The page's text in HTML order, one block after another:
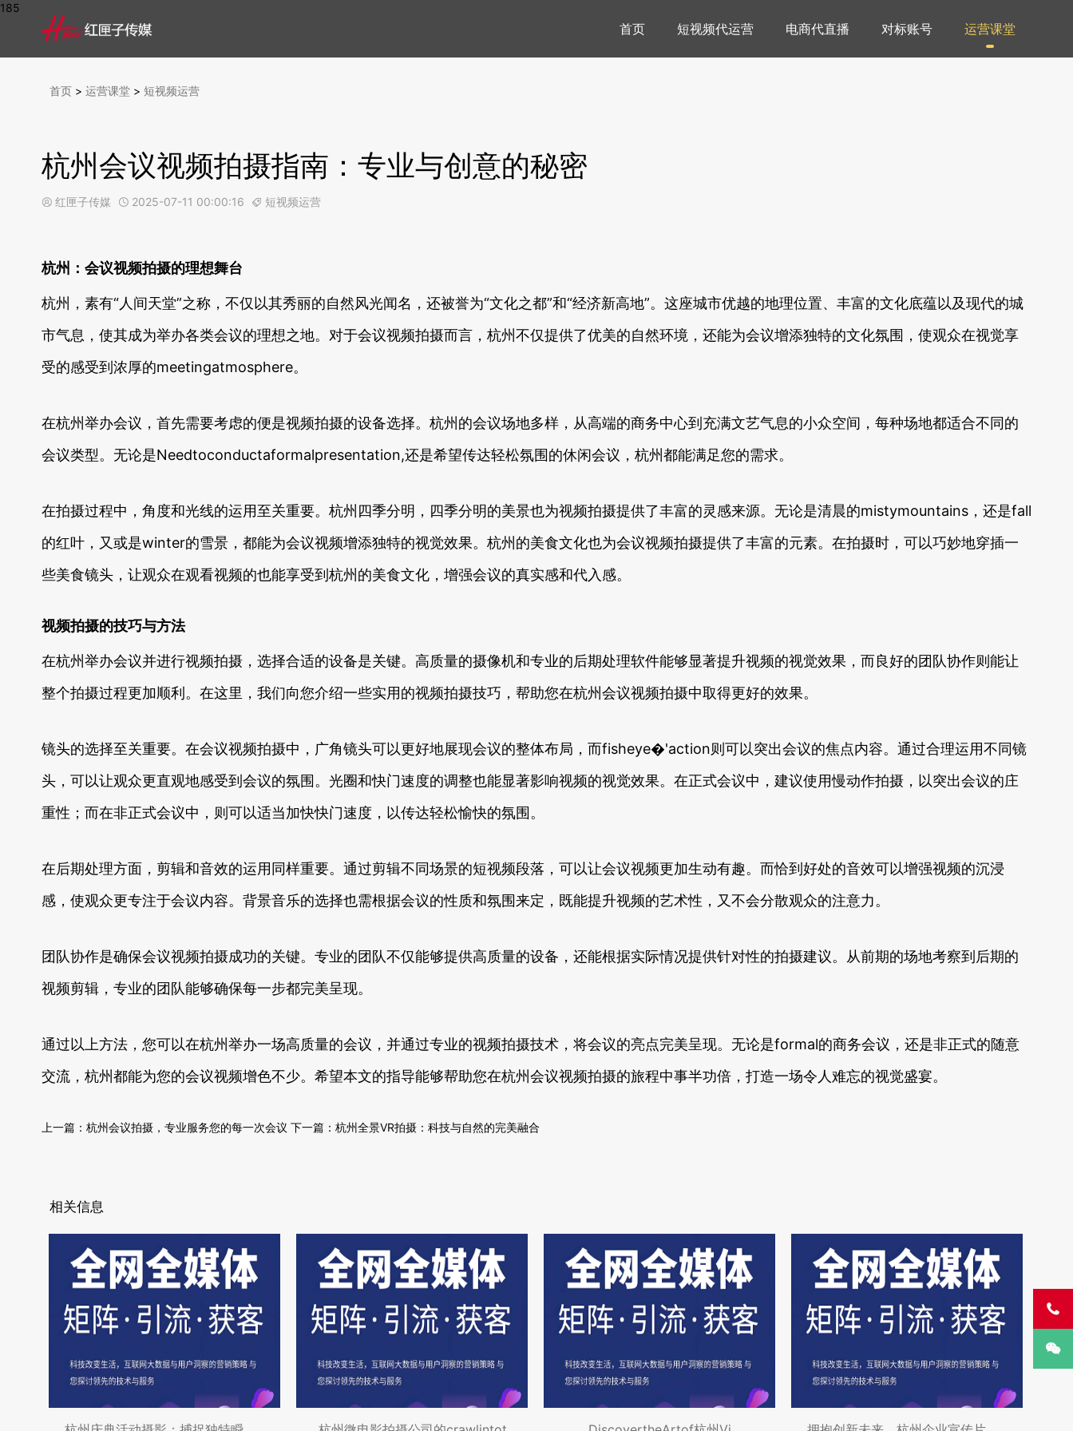
185
首页 短视频代运营 电商代直播 对标账号 运营课堂
首页 > 运营课堂 > 短视频运营
杭州会议视频拍摄指南：专业与创意的秘密
 红匣子传媒  2025-07-11 00:00:16  短视频运营
杭州：会议视频拍摄的理想舞台
杭州，素有“人间天堂”之称，不仅以其秀丽的自然风光闻名，还被誉为“文化之都”和“经济新高地”。这座城市优越的地理位置、丰富的文化底蕴以及现代的城
市气息，使其成为举办各类会议的理想之地。对于会议视频拍摄而言，杭州不仅提供了优美的自然环境，还能为会议增添独特的文化氛围，使观众在视觉享
受的感受到浓厚的meetingatmosphere。
在杭州举办会议，首先需要考虑的便是视频拍摄的设备选择。杭州的会议场地多样，从高端的商务中心到充满文艺气息的小众空间，每种场地都适合不同的
会议类型。无论是Needtoconductaformalpresentation,还是希望传达轻松氛围的休闲会议，杭州都能满足您的需求。
在拍摄过程中，角度和光线的运用至关重要。杭州四季分明，四季分明的美景也为视频拍摄提供了丰富的灵感来源。无论是清晨的mistymountains，还是fall
的红叶，又或是winter的雪景，都能为会议视频增添独特的视觉效果。杭州的美食文化也为会议视频拍摄提供了丰富的元素。在拍摄时，可以巧妙地穿插一
些美食镜头，让观众在观看视频的也能享受到杭州的美食文化，增强会议的真实感和代入感。
视频拍摄的技巧与方法
在杭州举办会议并进行视频拍摄，选择合适的设备是关键。高质量的摄像机和专业的后期处理软件能够显著提升视频的视觉效果，而良好的团队协作则能让
整个拍摄过程更加顺利。在这里，我们向您介绍一些实用的视频拍摄技巧，帮助您在杭州会议视频拍摄中取得更好的效果。
镜头的选择至关重要。在会议视频拍摄中，广角镜头可以更好地展现会议的整体布局，而fisheye�'action则可以突出会议的焦点内容。通过合理运用不同镜
头，可以让观众更直观地感受到会议的氛围。光圈和快门速度的调整也能显著影响视频的视觉效果。在正式会议中，建议使用慢动作拍摄，以突出会议的庄
重性；而在非正式会议中，则可以适当加快快门速度，以传达轻松愉快的氛围。
在后期处理方面，剪辑和音效的运用同样重要。通过剪辑不同场景的短视频段落，可以让会议视频更加生动有趣。而恰到好处的音效可以增强视频的沉浸
感，使观众更专注于会议内容。背景音乐的选择也需根据会议的性质和氛围来定，既能提升视频的艺术性，又不会分散观众的注意力。
团队协作是确保会议视频拍摄成功的关键。专业的团队不仅能够提供高质量的设备，还能根据实际情况提供针对性的拍摄建议。从前期的场地考察到后期的
视频剪辑，专业的团队能够确保每一步都完美呈现。
通过以上方法，您可以在杭州举办一场高质量的会议，并通过专业的视频拍摄技术，将会议的亮点完美呈现。无论是formal的商务会议，还是非正式的随意
交流，杭州都能为您的会议视频增色不少。希望本文的指导能够帮助您在杭州会议视频拍摄的旅程中事半功倍，打造一场令人难忘的视觉盛宴。
上一篇： 杭州会议拍摄，专业服务您的每一次会议 下一篇： 杭州全景VR拍摄：科技与自然的完美融合
相关信息

